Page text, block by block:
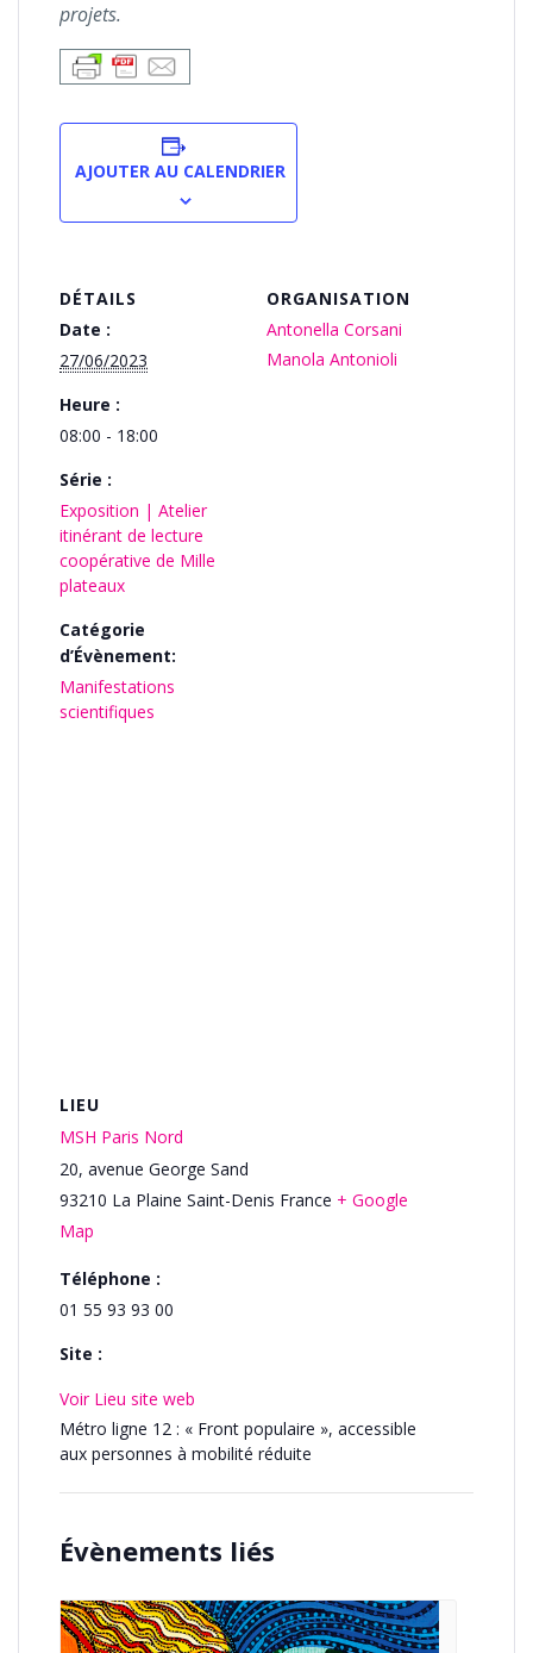
projets.
AJOUTER AU CALENDRIER
DÉTAILS
Date :
27/06/2023
Heure :
08:00 - 18:00
Série :
Exposition | Atelier
itinérant de lecture
coopérative de Mille
plateaux
Catégorie
d’Évènement:
Manifestations
scientifiques
ORGANISATION
Antonella Corsani
Manola Antonioli
LIEU
MSH Paris Nord
20, avenue George Sand
93210 La Plaine Saint-Denis France + Google
Map
Téléphone :
01 55 93 93 00
Site :
Voir Lieu site web
Métro ligne 12 : « Front populaire », accessible
aux personnes à mobilité réduite
Évènements liés